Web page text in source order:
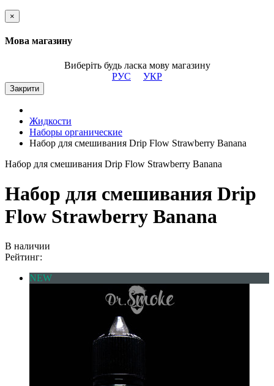
×
Мова магазину
Виберіть будь ласка мову магазину
РУС
УКР
Закрити
Жидкости
Наборы органические
Набор для смешивания Drip Flow Strawberry Banana
Набор для смешивания Drip Flow Strawberry Banana
Набор для смешивания Drip
Flow Strawberry Banana
В наличии
Рейтинг:
NEW